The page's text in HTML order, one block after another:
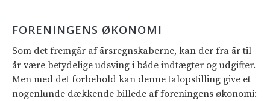
FORENINGENS ØKONOMI
Som det fremgår af årsregnskaberne, kan der fra år til
år være betydelige udsving i både indtægter og udgifter.
Men med det forbehold kan denne talopstilling give et
nogenlunde dækkende billede af foreningens økonomi: